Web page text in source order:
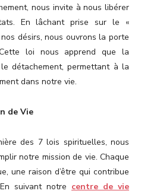
nous invite à nous libérer
En lâchant prise sur le «
désirs, nous ouvrons la porte
loi nous apprend que la
détachement, permettant à la
dans notre vie.
de Vie
des 7 lois spirituelles, nous
notre mission de vie. Chaque
une raison d’être qui contribue
suivant notre centre de vie